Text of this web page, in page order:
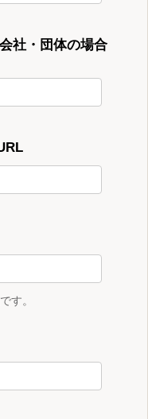
社・団体の場合
す。